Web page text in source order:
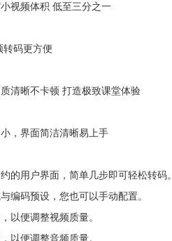
频体积 低至三分之一
码更方便
晰不卡顿 打造极致课堂体验
界面简洁清晰易上手
用户界面，简单几步即可轻松转码。
码预设，您也可以手动配置。
便调整视频质量。
便调整音频质量。